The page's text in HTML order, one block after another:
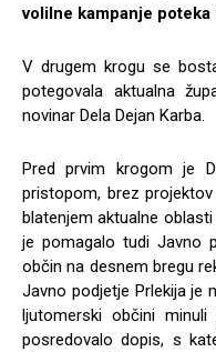
volilne kampanje poteka
V drugem krogu se
potegovala aktualna
novinar Dela Dejan Karba.
Pred prvim krogom je
pristopom, brez
blatenjem aktualne
je pomagalo tudi Javno
občin na desnem bregu
Javno podjetje Prlekija je
ljutomerski občini
posredovalo dopis, s